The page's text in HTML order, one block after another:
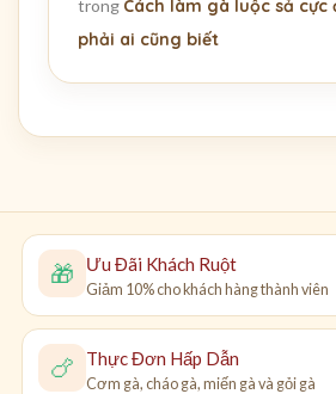
trong Cách làm gà luộc sả cực
phải ai cũng biết
🎁 Ưu Đãi Khách Ruột
Giảm 10% cho khách hàng thành viên
🍗 Thực Đơn Hấp Dẫn
Cơm gà, cháo gà, miến gà và gỏi gà